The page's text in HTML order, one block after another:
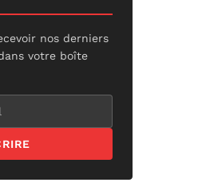
nos derniers
votre boîte